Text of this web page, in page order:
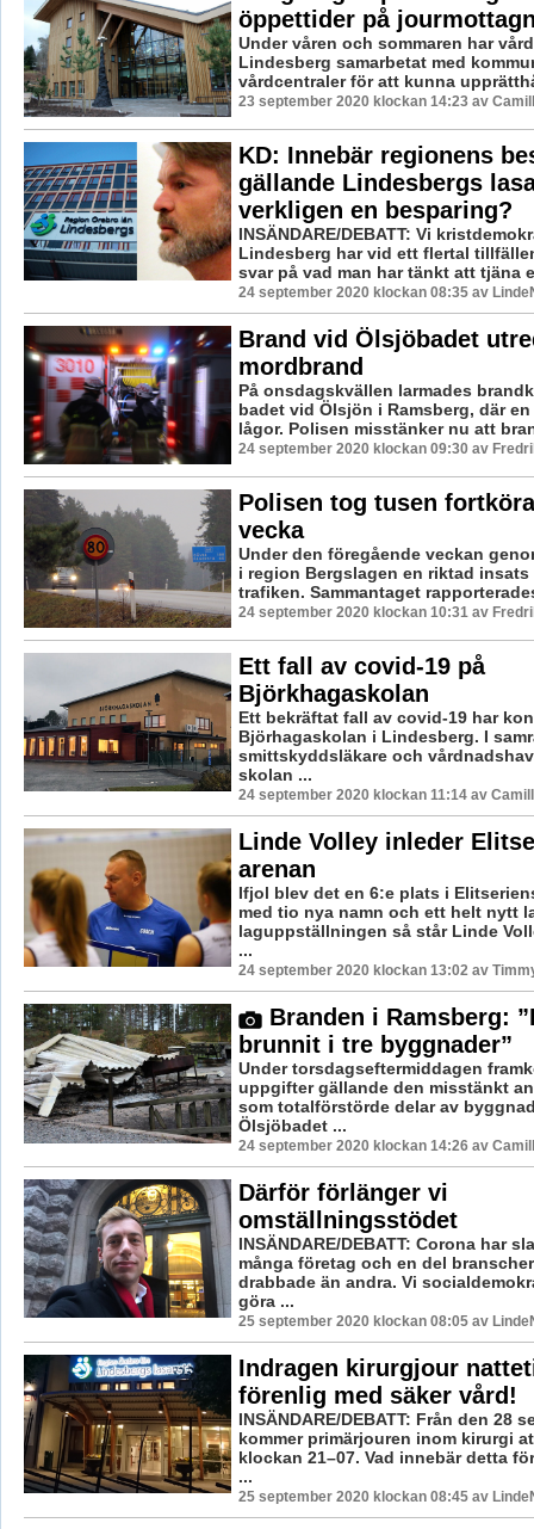
öppettider på
Under våren och sommaren har
Lindesberg samarbetat med
vårdcentraler för att kunna
23 september 2020 klockan 14:23 av
KD: Innebär regionens
gällande Lindesbergs
verkligen en besparing?
INSÄNDARE/DEBATT: Vi
Lindesberg har vid ett flertal
svar på vad man har tänkt att tjäna
24 september 2020 klockan 08:35 av
Brand vid Ölsjöbadet
mordbrand
På onsdagskvällen larmades
badet vid Ölsjön i Ramsberg, där
lågor. Polisen misstänker nu att
24 september 2020 klockan 09:30 av
Polisen tog tusen
vecka
Under den föregående veckan
i region Bergslagen en riktad
trafiken. Sammantaget
24 september 2020 klockan 10:31 av
Ett fall av covid-19 på
Björkhagaskolan
Ett bekräftat fall av covid-19 har
Björhagaskolan i Lindesberg. I
smittskyddsläkare och
skolan ...
24 september 2020 klockan 11:14 av
Linde Volley inleder
arenan
Ifjol blev det en 6:e plats i
med tio nya namn och ett helt nytt
laguppställningen så står Linde
...
24 september 2020 klockan 13:02 av
Branden i Ramsberg:
brunnit i tre byggnader”
Under torsdagseftermiddagen
uppgifter gällande den misstänkt
som totalförstörde delar av
Ölsjöbadet ...
24 september 2020 klockan 14:26 av
Därför förlänger vi
omställningsstödet
INSÄNDARE/DEBATT: Corona har
många företag och en del
drabbade än andra. Vi
göra ...
25 september 2020 klockan 08:05 av
Indragen kirurgjour
förenlig med säker vård!
INSÄNDARE/DEBATT: Från den 28
kommer primärjouren inom kirurgi
klockan 21–07. Vad innebär detta
...
25 september 2020 klockan 08:45 av